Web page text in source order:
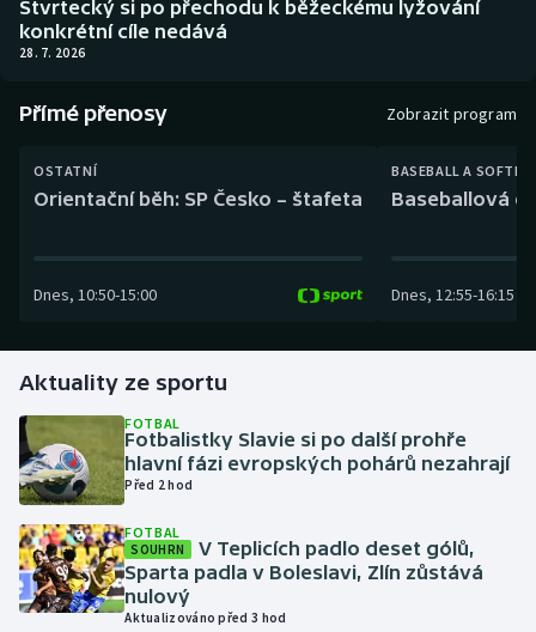
Boby a skeleton
Box
Curling
Golf
Gymnastika
Házená
Jezdectví
Judo
AZ kvíz
Štvrtecký si po přechodu k běžeckému lyžování
konkrétní cíle nedává
28. 7. 2026
Přímé přenosy Zobrazit program
OSTATNÍ
Orientační běh: SP Česko – štafeta
Dnes, 10:50-15:00
BASEBALL A
Baseballová
Dnes, 12:55-16:15
Aktuality ze sportu
FOTBAL
Fotbalistky Slavie si po další prohře
hlavní fázi evropských pohárů nezahrají
Před 2 hod
FOTBAL
SOUHRN
V Teplicích padlo deset gólů,
Sparta padla v Boleslavi, Zlín zůstává
nulový
Aktualizováno před 3 hod